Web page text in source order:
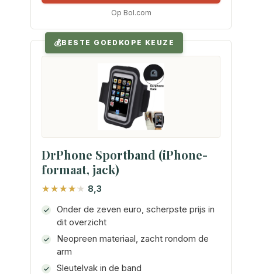
Op Bol.com
BESTE GOEDKOPE KEUZE
DrPhone Sportband (iPhone-
formaat, jack)
8,3
Onder de zeven euro, scherpste prijs in
dit overzicht
Neopreen materiaal, zacht rondom de
arm
Sleutelvak in de band